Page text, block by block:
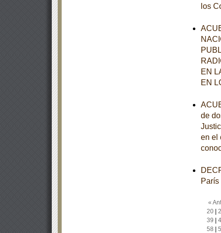
los
EN
EN
de
en el
«
20|
39
58